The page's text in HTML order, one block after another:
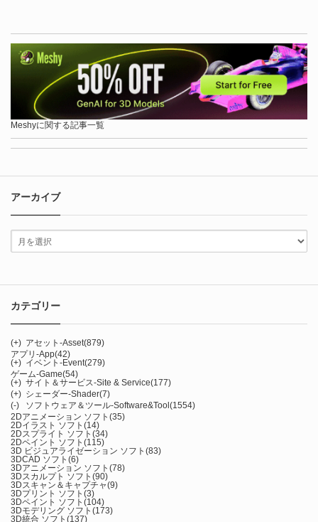
Meshyに関する記事一覧
アーカイブ
カテゴリー
(+) アセット-Asset(879)
アプリ-App(42)
(+) イベント-Event(279)
ゲーム-Game(54)
(+) サイト＆サービス-Site & Service(177)
(+) シェーダー-Shader(7)
(-)
ソフトウェア＆ツール-Software&Tool (1554)
2Dアニメーション ソフト (35)
2Dイラスト ソフト (14)
2Dスプライト ソフト (34)
2Dペイント ソフト (115)
3D ビジュアライゼーション ソフト (83)
3DCAD ソフト (6)
3Dアニメーション ソフト (78)
3Dスカルプト ソフト (90)
3Dスキャン＆キャプチャ(9)
3Dプリント ソフト (3)
3Dペイント ソフト (104)
3Dモデリング ソフト (173)
3D統合 ソフト (137)